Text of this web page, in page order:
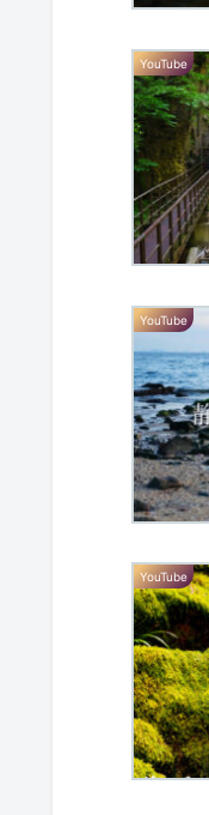
YouTube
YouTube
YouTube